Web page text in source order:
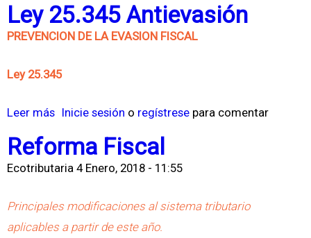
b
r
s
t
p
o
Ley 25.345 Antievasión
PREVENCION DE LA EVASION FISCAL
Ley 25.345
Leer más
b
r
Inicie sesión o regístrese para comentar
Reforma Fiscal
Ecotributaria 4 Enero, 2018 - 11:55
Principales modificaciones al sistema tributario
aplicables a partir de este año.